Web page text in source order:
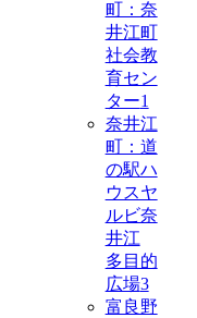
町：奈
井江町
社会教
育セン
ター1
奈井江
町：道
の駅ハ
ウスヤ
ルビ奈
井江
多目的
広場3
富良野